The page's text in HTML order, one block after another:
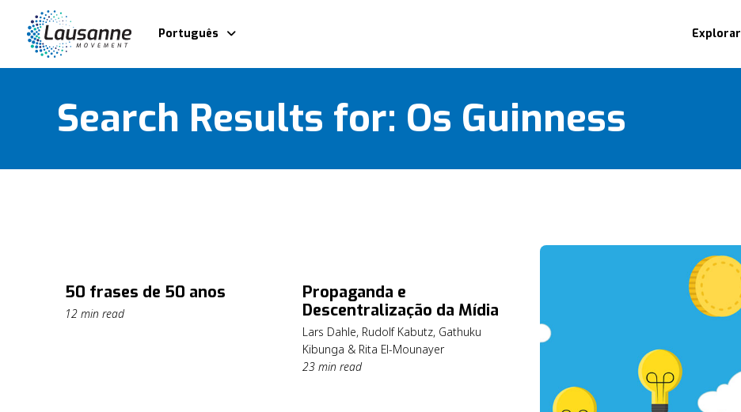
Português Explorar
Search Results for: Os Guinness
50 frases de 50 anos
12 min read
Propaganda e
Descentralização da Mídia
Lars Dahle, Rudolf Kabutz, Gathuku
Kibunga & Rita El-Mounayer
23 min read